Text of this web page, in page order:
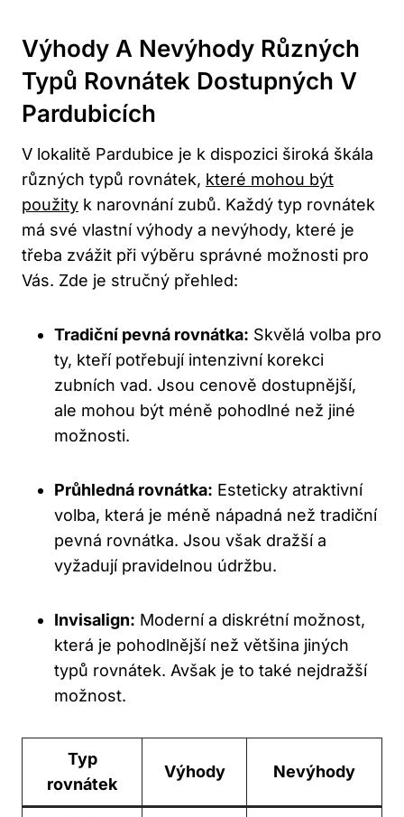
Výhody A Nevýhody Různých
Typů Rovnátek Dostupných V
Pardubicích
V lokalitě Pardubice je k dispozici široká škála
různých typů rovnátek, které mohou být
použity k narovnání zubů. Každý typ rovnátek
má své vlastní výhody a nevýhody, které je
třeba zvážit při výběru správné možnosti pro
Vás. Zde je stručný přehled:
Tradiční pevná rovnátka: Skvělá volba pro
ty, kteří potřebují intenzivní korekci
zubních vad. Jsou cenově dostupnější,
ale mohou být méně pohodlné než jiné
možnosti.
Průhledná rovnátka: Esteticky atraktivní
volba, která je méně nápadná než tradiční
pevná rovnátka. Jsou však dražší a
vyžadují pravidelnou údržbu.
Invisalign: Moderní a diskrétní možnost,
která je pohodlnější než většina jiných
typů rovnátek. Avšak je to také nejdražší
možnost.
Typ
rovnátek
Výhody Nevýhody